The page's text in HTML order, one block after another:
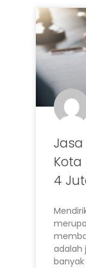
4
adalah
banyak